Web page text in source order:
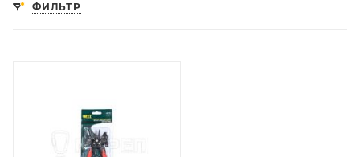
ФИЛЬТР